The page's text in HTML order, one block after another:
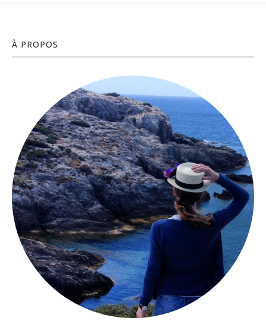
À PROPOS